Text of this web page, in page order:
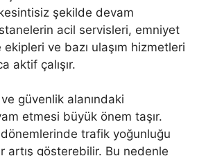
şekilde devam
acil servisleri, emniyet
ve bazı ulaşım hizmetleri
aktif çalışır.
güvenlik alanındaki
etmesi büyük önem taşır.
trafik yoğunluğu
artış gösterebilir. Bu nedenle